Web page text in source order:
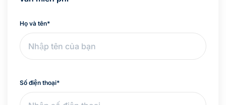
Họ và tên*
Số điện thoại*